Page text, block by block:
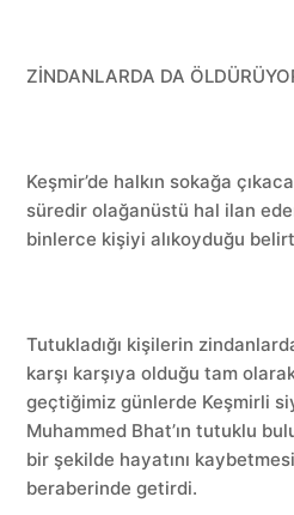
ZİNDANLARDA DA
Keşmir’de halkın sokağa
süredir olağanüstü hal ilan
binlerce kişiyi alıkoyduğu
Tutukladığı kişilerin
karşı karşıya olduğu tam
geçtiğimiz günlerde Keşmirli
Muhammed Bhat’ın tutuklu
bir şekilde hayatını
beraberinde getirdi.